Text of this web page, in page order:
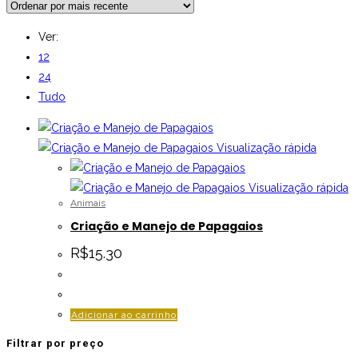
Ver:
12
24
Tudo
Visualização rápida
Visualização rápida
Animais
Criação e Manejo de Papagaios
R$15.30
Adicionar ao carrinho
Filtrar por preço